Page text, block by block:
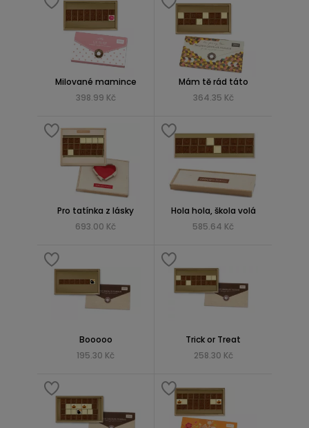
Milované mamince
398.99 Kč
Mám tě rád táto
364.35 Kč
Pro tatínka z lásky
693.00 Kč
Hola hola, škola volá
585.64 Kč
Booooo
195.30 Kč
Trick or Treat
258.30 Kč